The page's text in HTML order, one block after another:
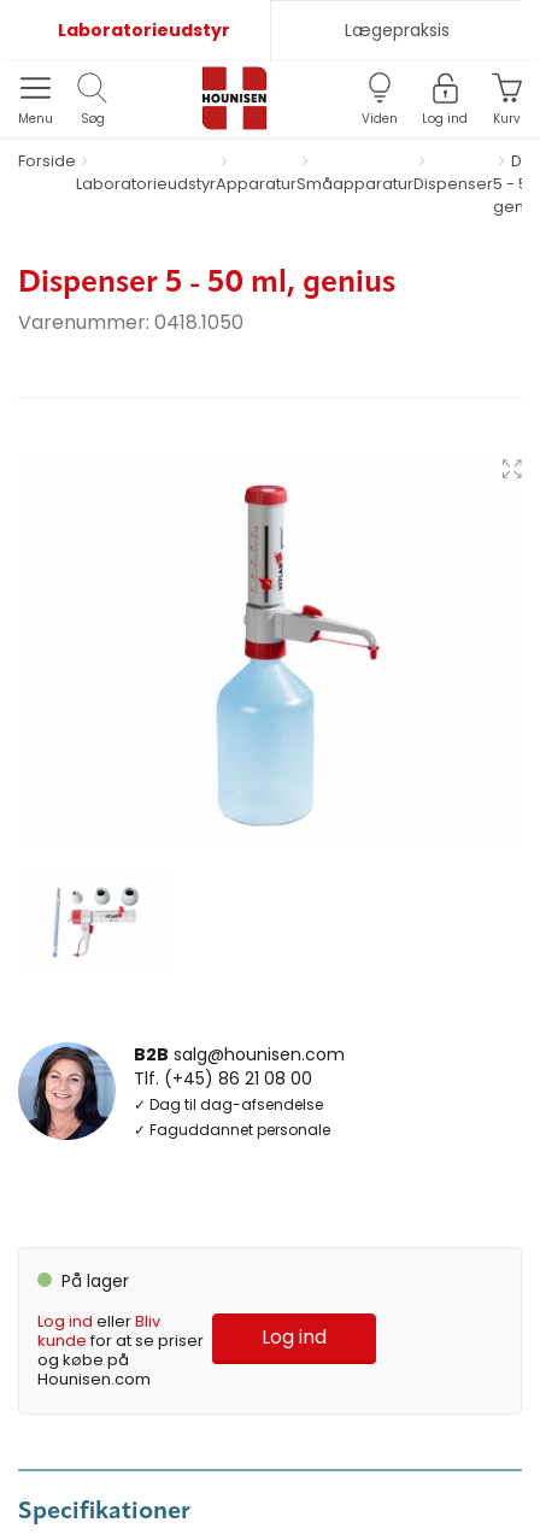
Laboratorieudstyr Lægepraksis
Menu Søg Viden Log ind Kurv
Forside
LaboratorieudstyrApparaturSmåapparaturDispenser5 -
Dispenser 5 - 50 ml, genius
Varenummer: 0418.1050
B2B salg@hounisen.com
Tlf. (+45) 86 21 08 00
✓ Dag til dag-afsendelse
✓ Faguddannet personale
På lager
Log ind ellerBliv
kundefor at se priser
og købe på
Hounisen.com
Log ind
Specifikationer